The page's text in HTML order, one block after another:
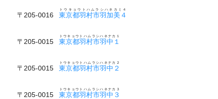
〒205-0016 東京都羽村市羽加美４
トウキョウトハムラシハネカミ４
〒205-0015 東京都羽村市羽中１
トウキョウトハムラシハネナカ１
〒205-0015 東京都羽村市羽中２
トウキョウトハムラシハネナカ２
〒205-0015 東京都羽村市羽中３
トウキョウトハムラシハネナカ３